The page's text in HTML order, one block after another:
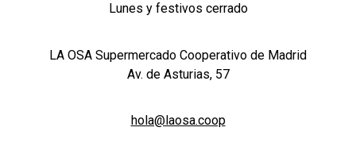
Lunes y festivos cerrado
LA OSA Supermercado Cooperativo de Madrid
Av. de Asturias, 57
hola@laosa.coop